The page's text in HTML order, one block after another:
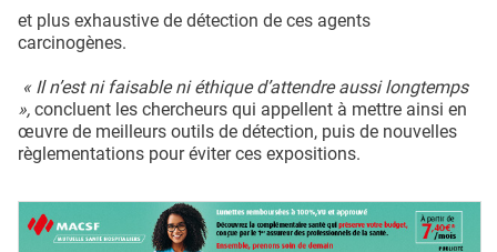
et plus exhaustive de détection de ces agents
carcinogènes.
« Il n’est ni faisable ni éthique d’attendre aussi longtemps
», concluent les chercheurs qui appellent à mettre ainsi en
œuvre de meilleurs outils de détection, puis de nouvelles
règlementations pour éviter ces expositions.